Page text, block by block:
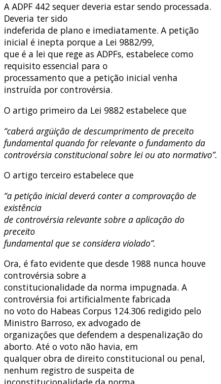
A ADPF 442 sequer deveria estar sendo processada.
Deveria ter sido
indeferida de plano e imediatamente. A petição
inicial é inepta porque a Lei 9882/99,
que é a lei que rege as ADPFs, estabelece como
requisito essencial para o
processamento que a petição inicial venha
instruída por controvérsia.
O artigo primeiro da Lei 9882 estabelece que
“caberá argüição de descumprimento de preceito
fundamental quando for relevante o fundamento da
controvérsia constitucional sobre lei ou ato normativo”.
O artigo terceiro estabelece que
“a petição inicial deverá conter a comprovação de
existência
de controvérsia relevante sobre a aplicação do
preceito
fundamental que se considera violado”.
Ora, é fato evidente que desde 1988 nunca houve
controvérsia sobre a
constitucionalidade da norma impugnada. A
controvérsia foi artificialmente fabricada
no voto do Habeas Corpus 124.306 redigido pelo
Ministro Barroso, ex advogado de
organizações que defendem a despenalização do
aborto. Até o voto não havia, em
qualquer obra de direito constitucional ou penal,
nenhum registro de suspeita de